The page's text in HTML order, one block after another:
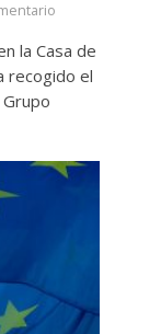
la Casa de
recogido el